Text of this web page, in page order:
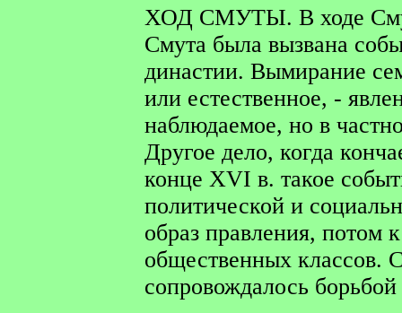
ХОД СМУТЫ. В ходе
Смута была вызвана
династии. Вымирание
или естественное, -
наблюдаемое, но в
Другое дело, когда
конце XVI в. такое
политической и
образ правления, потом
общественных классов.
сопровождалось